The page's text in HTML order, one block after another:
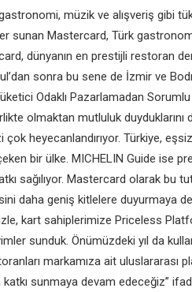
müzik ve alışveriş gibi
sunan Mastercard, Türk
dünyanın en prestijli restoran
sonra bu sene de İzmir ve
Odaklı Pazarlamadan
olmaktan mutluluk
çok heyecanlandırıyor. Türkiye,
bir ülke. MICHELIN Guide ise
sağılıyor. Mastercard olarak bu
daha geniş kitlelere duyurmaya
kart sahiplerimize Priceless
sunduk. Önümüzdeki yıl da
markamıza ait
sunmaya devam edeceğiz”